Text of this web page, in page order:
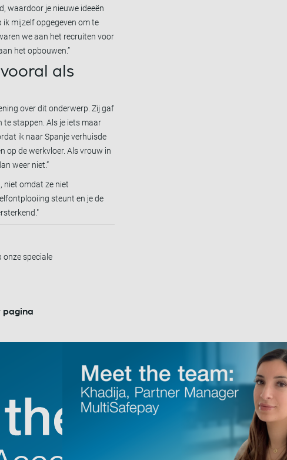
waardoor je nieuwe ideeën
mijzelf opgegeven om te
we aan het recruiten voor
het opbouwen.”
als
over dit onderwerp. Zij gaf
te stappen. Als je iets maar
ik naar Spanje verhuisde
op de werkvloer. Als vrouw in
weer niet.”
niet omdat ze niet
steunt en je de
onze speciale
pagina